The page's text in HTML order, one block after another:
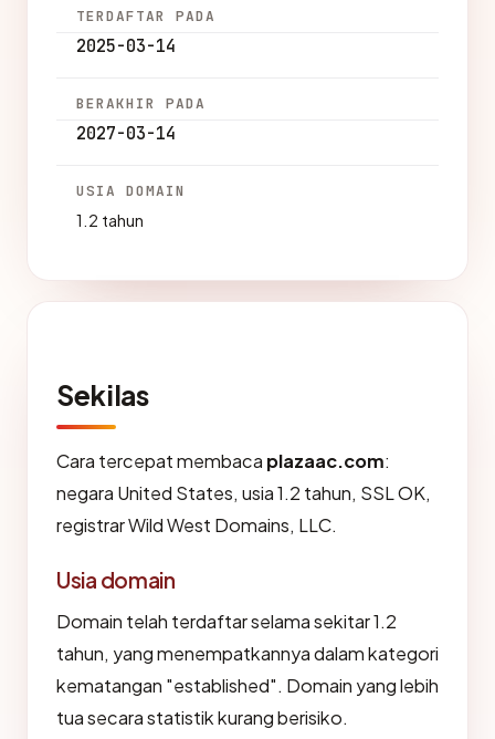
TERDAFTAR PADA
2025-03-14
BERAKHIR PADA
2027-03-14
USIA DOMAIN
1.2 tahun
Sekilas
Cara tercepat membaca plazaac.com:
negara United States, usia 1.2 tahun, SSL OK,
registrar Wild West Domains, LLC.
Usia domain
Domain telah terdaftar selama sekitar 1.2
tahun, yang menempatkannya dalam kategori
kematangan "established". Domain yang lebih
tua secara statistik kurang berisiko.